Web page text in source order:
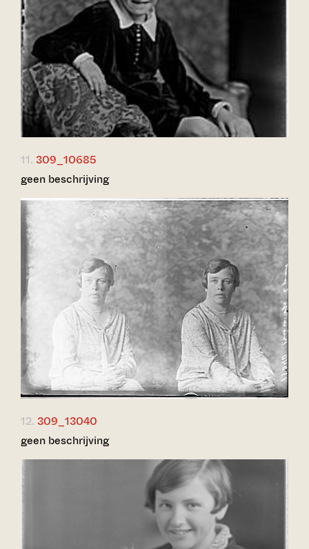
11. 309_10685
geen beschrijving
12. 309_13040
geen beschrijving